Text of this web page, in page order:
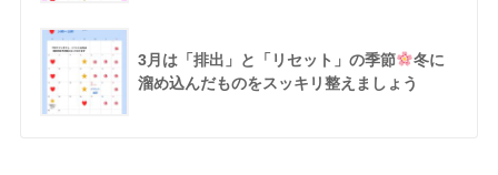
3月は「排出」と「リセット」の季節
冬に
溜め込んだものをスッキリ整えましょう